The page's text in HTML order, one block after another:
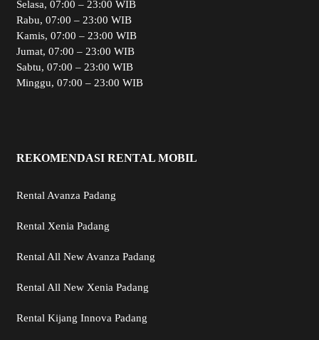
Selasa, 07:00 – 23:00 WIB
Rabu, 07:00 – 23:00 WIB
Kamis, 07:00 – 23:00 WIB
Jumat, 07:00 – 23:00 WIB
Sabtu, 07:00 – 23:00 WIB
Minggu, 07:00 – 23:00 WIB
REKOMENDASI RENTAL MOBIL
Rental Avanza Padang
Rental Xenia Padang
Rental All New Avanza Padang
Rental All New Xenia Padang
Rental Kijang Innova Padang